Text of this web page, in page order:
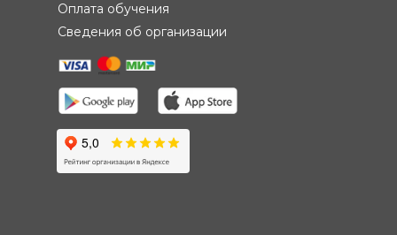
Сведения об организации
Оплата обучения